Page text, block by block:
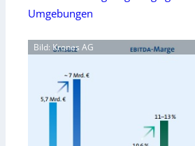
Umgebungen
Bild: Krones AG